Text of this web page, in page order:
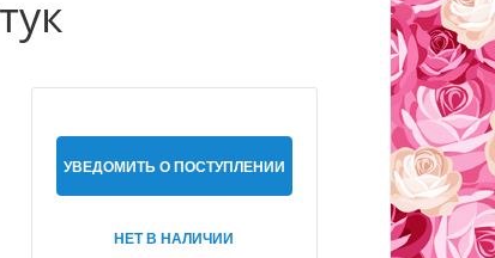
УВЕДОМИТЬ О ПОСТУПЛЕНИИ
НЕТ В НАЛИЧИИ